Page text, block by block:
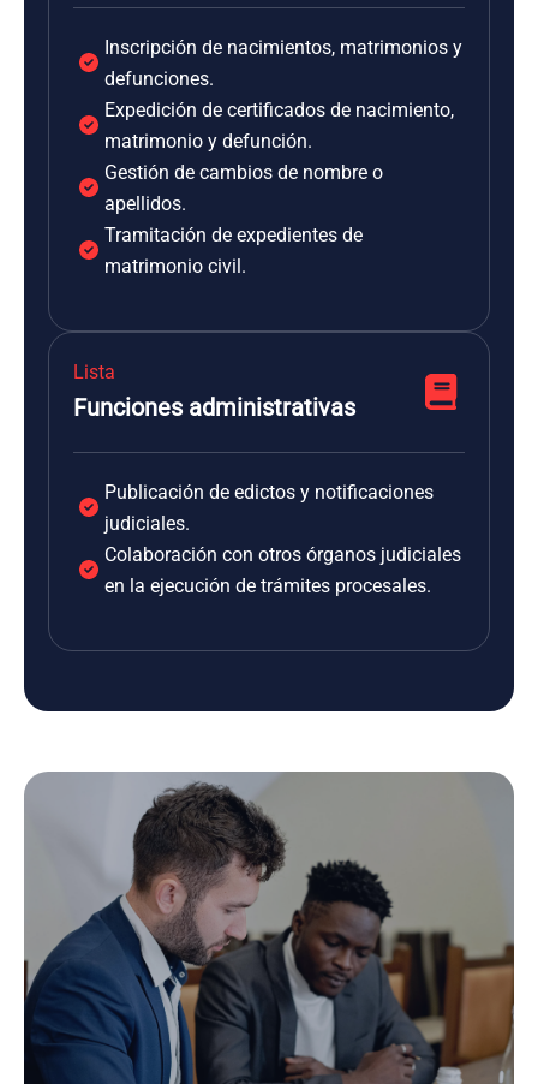
Inscripción de nacimientos, matrimonios y
defunciones.
Expedición de certificados de nacimiento,
matrimonio y defunción.
Gestión de cambios de nombre o
apellidos.
Tramitación de expedientes de
matrimonio civil.
Lista
Funciones administrativas
Publicación de edictos y notificaciones
judiciales.
Colaboración con otros órganos judiciales
en la ejecución de trámites procesales.